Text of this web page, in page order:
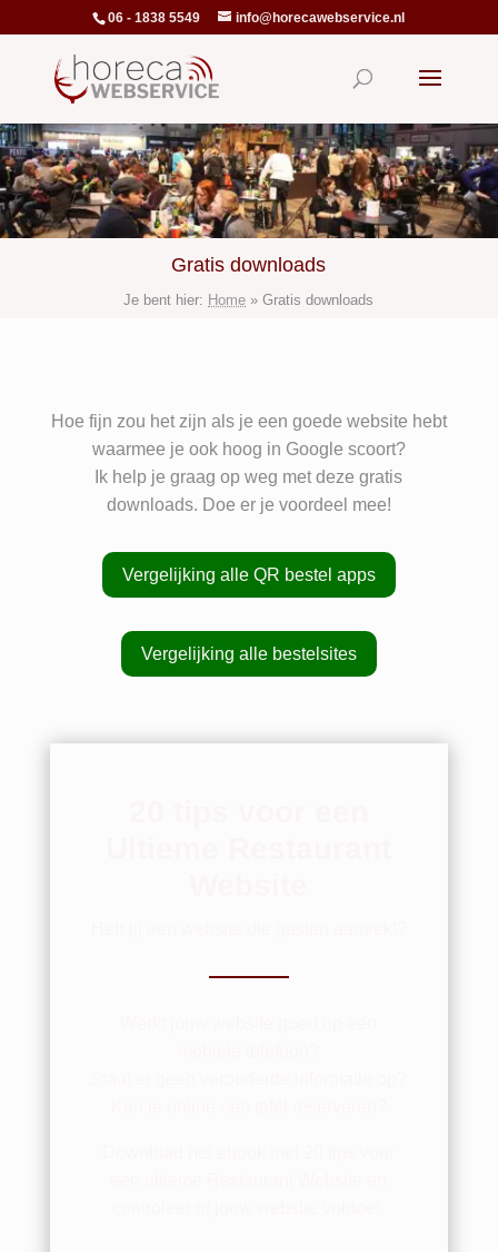
06 - 1838 5549 info@horecawebservice.nl
Gratis downloads
Je bent hier: Home »Gratis downloads
Hoe fijn zou het zijn als je een goede website hebt
waarmee je ook hoog in Google scoort?
Ik help je graag op weg met deze gratis
downloads. Doe er je voordeel mee!
Vergelijking alle QR bestel apps
Vergelijking alle bestelsites